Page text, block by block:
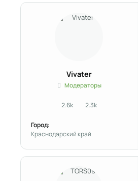
Vivater
Модераторы
2.6kсообщения
2.3kРепутация
Город:
Краснодарский край